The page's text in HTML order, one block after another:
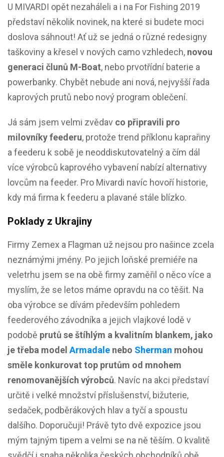
U MIVARDI opět nezaháleli a i na For Fishing 2019
představí několik novinek, na které si budete moci
doslova sáhnout! Ať už se jedná o různé redesigny
taškoviny a křesel v nových camo vzhledech, novou
generaci člunů M-Boat, nebo prvotřídní baterie a
powerbanky. Chybět nebude ani nová, nejvyšší řada
kaprových prutů nebo nový program oblečení.
Já sám jsem velmi zvědav co připravili pro
milovníky feederu, protože trend příklonu kaprařiny
a feederu k sobě je neoddiskutovatelný a čím dál
více výrobců kaprového vybavení nabízí alternativy
lovcům na feeder. Pro Mivardi navíc hovoří historie,
kdy má firma k feederu a plavané stále blízko.
Poklady z Ukrajiny
Firmy Zemex a Flagman už nejsou pro našince zcela
neznámými jmény. Po jejich loňské premiéře na
veletrhu jsem se na obě firmy zaměřil o něco více a
myslím, že se letos máme opravdu na co těšit. Na
oba výrobce se dívám především pohledem
feederového závodníka a jejich vlajkové lodě v
podobě prutů se štíhlým a kvalitním blankem, jako
je třeba model Armadale nebo Sherman mohou
směle konkurovat top prutům od mnohem
renomovanějších výrobců. Navíc na akci představí
určitě i velké množství příslušenství, bižuterie,
sedaček, podběrákových hlav a tyčí a spoustu
dalšího. Doporučuji! Právě tyto dvě expozice jsou
mým tajným tipem a velmi se na ně těším. O kvalitě